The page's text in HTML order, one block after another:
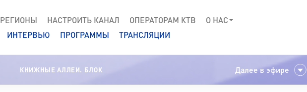
РЕГИОНЫ НАСТРОИТЬ КАНАЛ ОПЕРАТОРАМ КТВ
О НАС
ИНТЕРВЬЮ ПРОГРАММЫ ТРАНСЛЯЦИИ
КНИЖНЫЕ АЛЛЕИ. БЛОК Далее в эфире